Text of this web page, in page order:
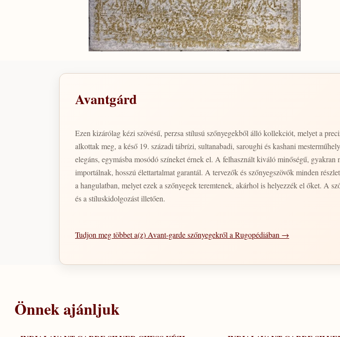
Avantgárd
Ezen kizárólag kézi szövésű, perzsa stílusú szőnyegekből álló kollekciót, melyet a
alkottak meg, a késő 19. századi tábrízi, sultanabadi, saroughi és kashani
elegáns, egymásba mosódó színeket érnek el. A felhasznált kiváló minőségű,
importálnak, hosszú élettartalmat garantál. A tervezők és szőnyegszövők minden
a hangulatban, melyet ezek a szőnyegek teremtenek, akárhol is helyezzék el őket. A
és a stíluskidolgozást illetően.
Tudjon meg többet a(z) Avant-garde szőnyegekről a Rugopédiában →
Önnek ajánljuk